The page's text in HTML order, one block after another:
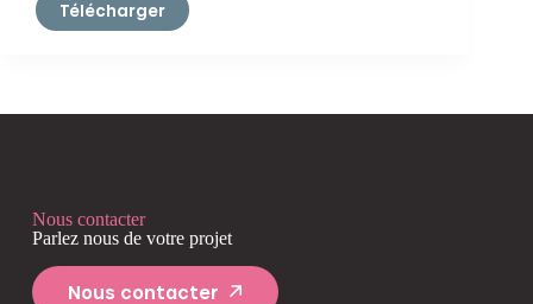
Télécharger
Nous contacter
Parlez nous de votre projet
Nous contacter